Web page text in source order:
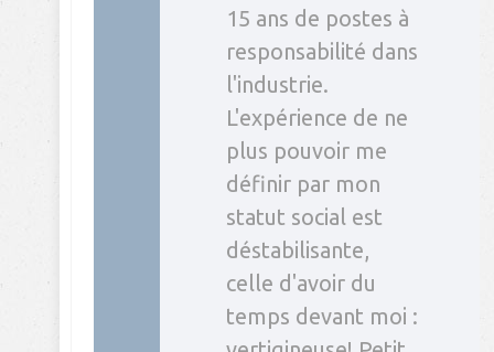
15 ans de postes à
responsabilité dans
l'industrie.
L'expérience de ne
plus pouvoir me
définir par mon
statut social est
déstabilisante,
celle d'avoir du
temps devant moi :